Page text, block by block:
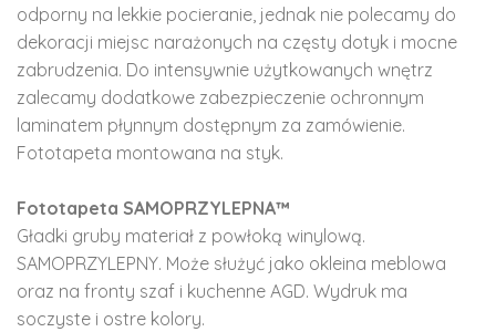
odporny na lekkie pocieranie, jednak nie polecamy do
dekoracji miejsc narażonych na częsty dotyk i mocne
zabrudzenia. Do intensywnie użytkowanych wnętrz
zalecamy dodatkowe zabezpieczenie ochronnym
laminatem płynnym dostępnym za zamówienie.
Fototapeta montowana na styk.
Fototapeta SAMOPRZYLEPNA™
Gładki gruby materiał z powłoką winylową.
SAMOPRZYLEPNY. Może służyć jako okleina meblowa
oraz na fronty szaf i kuchenne AGD. Wydruk ma
soczyste i ostre kolory.